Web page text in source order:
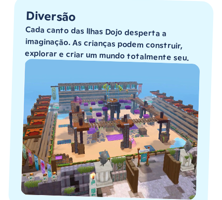
Diversão
Cada canto das Ilhas Dojo desperta a
imaginação. As crianças podem construir,
explorar e criar um mundo totalmente seu.